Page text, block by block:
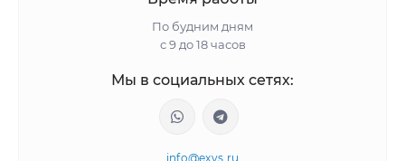
По будним дням
с 9 до 18 часов
Мы в социальных сетях:
info@exys.ru